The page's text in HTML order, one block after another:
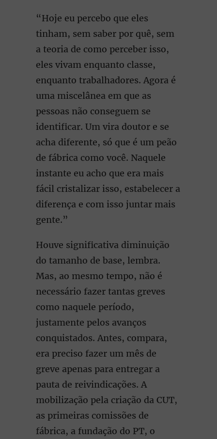
“Hoje eu percebo que eles
tinham, sem saber por quê, sem
a teoria de como perceber isso,
eles vivam enquanto classe,
enquanto trabalhadores. Agora é
uma miscelânea em que as
pessoas não conseguem se
identificar. Um vira doutor e se
acha diferente, só que é um peão
de fábrica como você. Naquele
instante eu acho que era mais
fácil cristalizar isso, estabelecer a
diferença e com isso juntar mais
gente.”
Houve significativa diminuição
do tamanho de base, lembra.
Mas, ao mesmo tempo, não é
necessário fazer tantas greves
como naquele período,
justamente pelos avanços
conquistados. Antes, compara,
era preciso fazer um mês de
greve apenas para entregar a
pauta de reivindicações. A
mobilização pela criação da CUT,
as primeiras comissões de
fábrica, a fundação do PT, o